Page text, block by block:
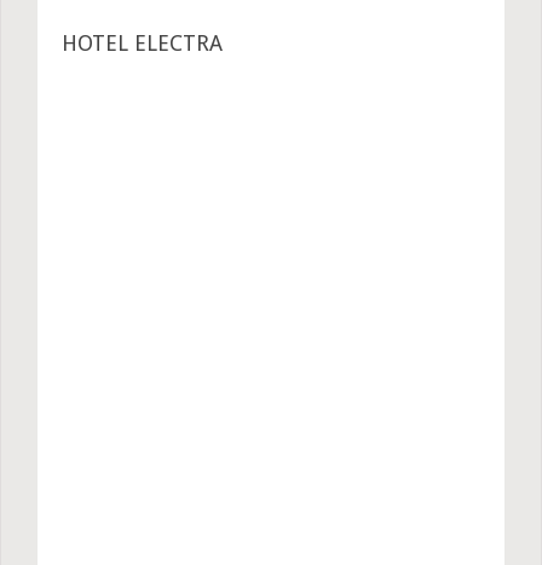
HOTEL ELECTRA